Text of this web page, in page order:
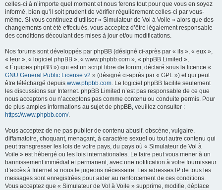
celles-ci à n’importe quel moment et nous ferons tout pour que vous en soyez
informé, bien qu’il soit prudent de vérifier régulièrement celles-ci par vous-
même. Si vous continuez d’utiliser « Simulateur de Vol à Voile » alors que des
changements ont été effectués, vous acceptez d’être légalement responsable
des conditions découlant des mises à jour et/ou modifications.
Nos forums sont développés par phpBB (désigné ci-après par « ils », « eux »,
« leur », « logiciel phpBB », « www.phpbb.com », « phpBB Limited »,
« Équipes phpBB ») qui est un script libre de forum, déclaré sous la licence «
GNU General Public License v2 » (désigné ci-après par « GPL ») et qui peut
être téléchargé depuis www.phpbb.com. Le logiciel phpBB facilite seulement
les discussions sur Internet. phpBB Limited n’est pas responsable de ce que
nous acceptons ou n’acceptons pas comme contenu ou conduite permis. Pour
de plus amples informations au sujet de phpBB, veuillez consulter :
https://www.phpbb.com/.
Vous acceptez de ne pas publier de contenu abusif, obscène, vulgaire,
diffamatoire, choquant, menaçant, à caractère sexuel ou tout autre contenu qui
peut transgresser les lois de votre pays, du pays où « Simulateur de Vol à
Voile » est hébergé ou les lois internationales. Le faire peut vous mener à un
bannissement immédiat et permanent, avec une notification à votre fournisseur
d’accès à Internet si nous le jugeons nécessaire. Les adresses IP de tous les
messages sont enregistrées pour aider au renforcement de ces conditions.
Vous acceptez que « Simulateur de Vol à Voile » supprime, modifie, déplace